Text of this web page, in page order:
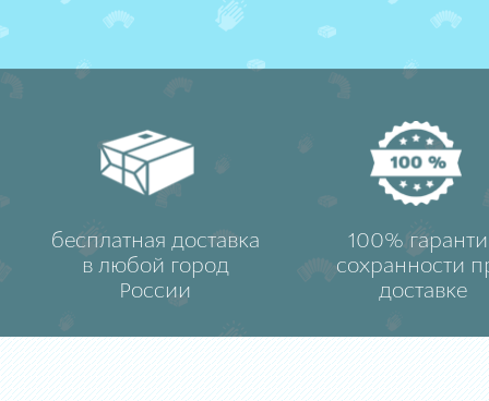
бесплатная доставка
в любой город
России
100%
сохранности
доставке